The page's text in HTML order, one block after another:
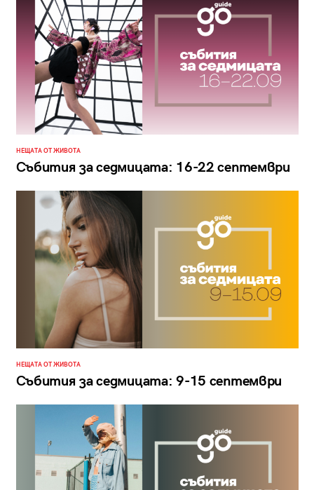
НЕЩАТА ОТ ЖИВОТА
Събития за седмицата: 16-22 септември
НЕЩАТА ОТ ЖИВОТА
Събития за седмицата: 9-15 септември